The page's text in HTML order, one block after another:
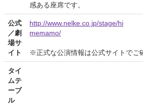
感ある座席です。
公式
／劇
場サ
イト
http://www.nelke.co.jp/stage/hi
memamo/
※正式な公演情報は公式サイトでご
タイ
ムテ
ーブ
ル